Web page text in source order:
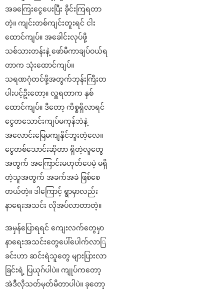
အခကြေးငွေပေးပြီး ခိုင်းကြရတာ
တဲ့။ ကျင်းတစ်ကျင်းတူးရင် ငါး
ထောင်ကျပ်။ အခေါင်းလုပ်ဖို့
သစ်သားတန်းနဲ့ ဖော်မီကာချပ်ဝယ်ရ
တာက သုံးထောင်ကျပ်။
သရဏဂုံတင်ဖို့အတွက်ဘုန်းကြီးတ
ပါးပင့်ဦးတော့။ လှူရတာက နှစ်
ထောင်ကျပ်။ ဒီတော့ ကိစ္စရှိလာရင်
ငွေတသောင်းကျပ်မကုန်ဘဲနဲ့
အလောင်းမြေမကျနိုင်ဘူးတဲ့လေ။
ငွေတစ်သောင်းဆိုတာ ရှိတဲ့လူတွေ
အတွက် အကြောင်းမဟုတ်ပေမဲ့ မရှိ
တဲ့သူအတွက် အခက်အခဲ ဖြစ်စေ
တယ်တဲ့။ ဒါကြောင့် ရွာမှာလည်း
နာရေးအသင်း လိုအပ်လာတာတဲ့။
အမှန်ပြောရရင် ကျေးလက်တွေမှာ
နာရေးအသင်းတွေပေါ်ပေါက်လာြ
ခင်းဟာ ဆင်းရဲသူတွေ များပြားလာ
ခြင်းရဲ့ ပြယုဂ်ပါပဲ။ ကျုပ်ကတော့
အဲဒီလိုသတ်မှတ်မိတာပါပဲ။ ခုတော့